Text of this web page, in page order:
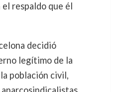
respaldo que él
decidió
legítimo de la
población civil,